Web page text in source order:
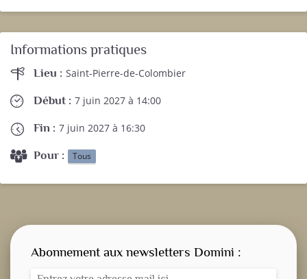
Informations pratiques
Lieu : Saint-Pierre-de-Colombier
Début : 7 juin 2027 à 14:00
Fin : 7 juin 2027 à 16:30
Pour : Tous
Abonnement aux newsletters Domini :